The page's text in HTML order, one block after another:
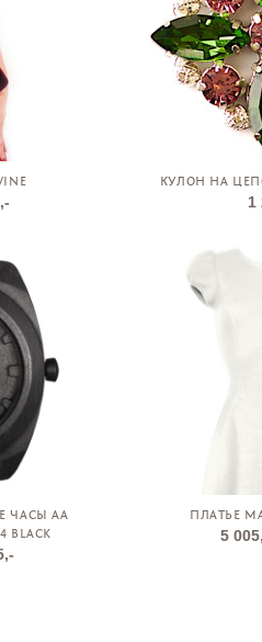
КУЛОН НА
1
ЧАСЫ AA
BLACK
ПЛАТЬЕ
5